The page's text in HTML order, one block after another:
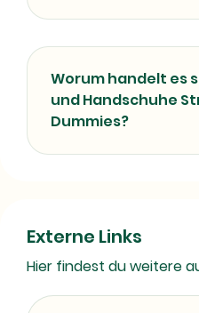
Worum handelt es
und Handschuhe
Dummies?
Externe Links
Hier findest du weitere